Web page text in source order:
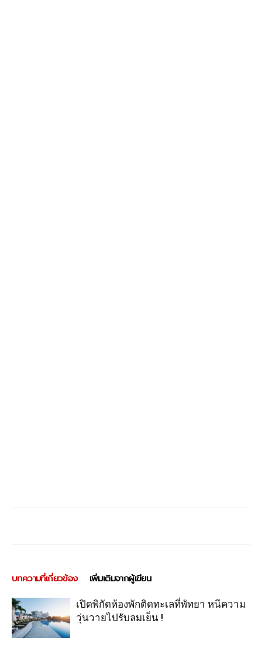
บทความที่เกี่ยวข้อง เพิ่มเติมจากผู้เขียน
เปิดพิกัดห้องพักติดทะเลที่พัทยา หนีความ
วุ่นวายไปรับลมเย็น !